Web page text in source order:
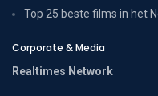
Top 25 beste films in het
Corporate & Media
Realtimes Network